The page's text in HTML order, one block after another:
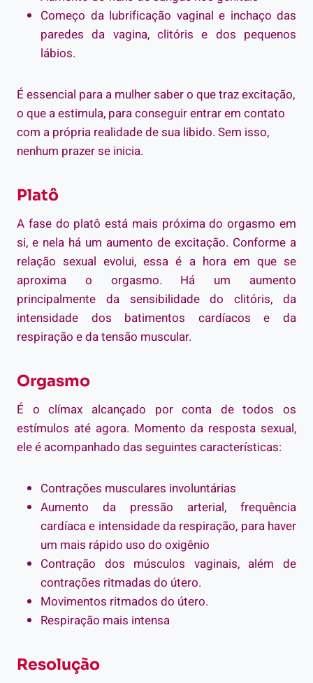
Começo da lubrificação vaginal e inchaço das
paredes da vagina, clitóris e dos pequenos
lábios.
É essencial para a mulher saber o que traz excitação,
o que a estimula, para conseguir entrar em contato
com a própria realidade de sua libido. Sem isso,
nenhum prazer se inicia.
Platô
A fase do platô está mais próxima do orgasmo em
si, e nela há um aumento de excitação. Conforme a
relação sexual evolui, essa é a hora em que se
aproxima o orgasmo. Há um aumento
principalmente da sensibilidade do clitóris, da
intensidade dos batimentos cardíacos e da
respiração e da tensão muscular.
Orgasmo
É o clímax alcançado por conta de todos os
estímulos até agora. Momento da resposta sexual,
ele é acompanhado das seguintes características:
Contrações musculares involuntárias
Aumento da pressão arterial, frequência
cardíaca e intensidade da respiração, para haver
um mais rápido uso do oxigênio
Contração dos músculos vaginais, além de
contrações ritmadas do útero.
Movimentos ritmados do útero.
Respiração mais intensa
Resolução